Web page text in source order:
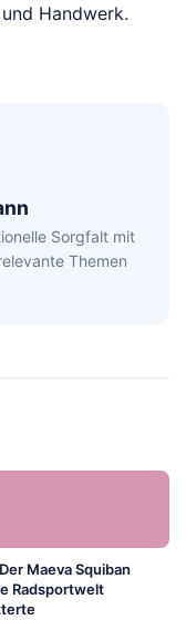
Handwerk.
Sorgfalt mit
Themen
Maeva Squiban
Radsportwelt